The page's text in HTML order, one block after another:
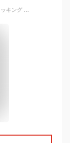
TIFFANY＆Co. ティファニー 1837 インターロッキング レディース シルバー ネックレス ペンダント[並行輸入品]